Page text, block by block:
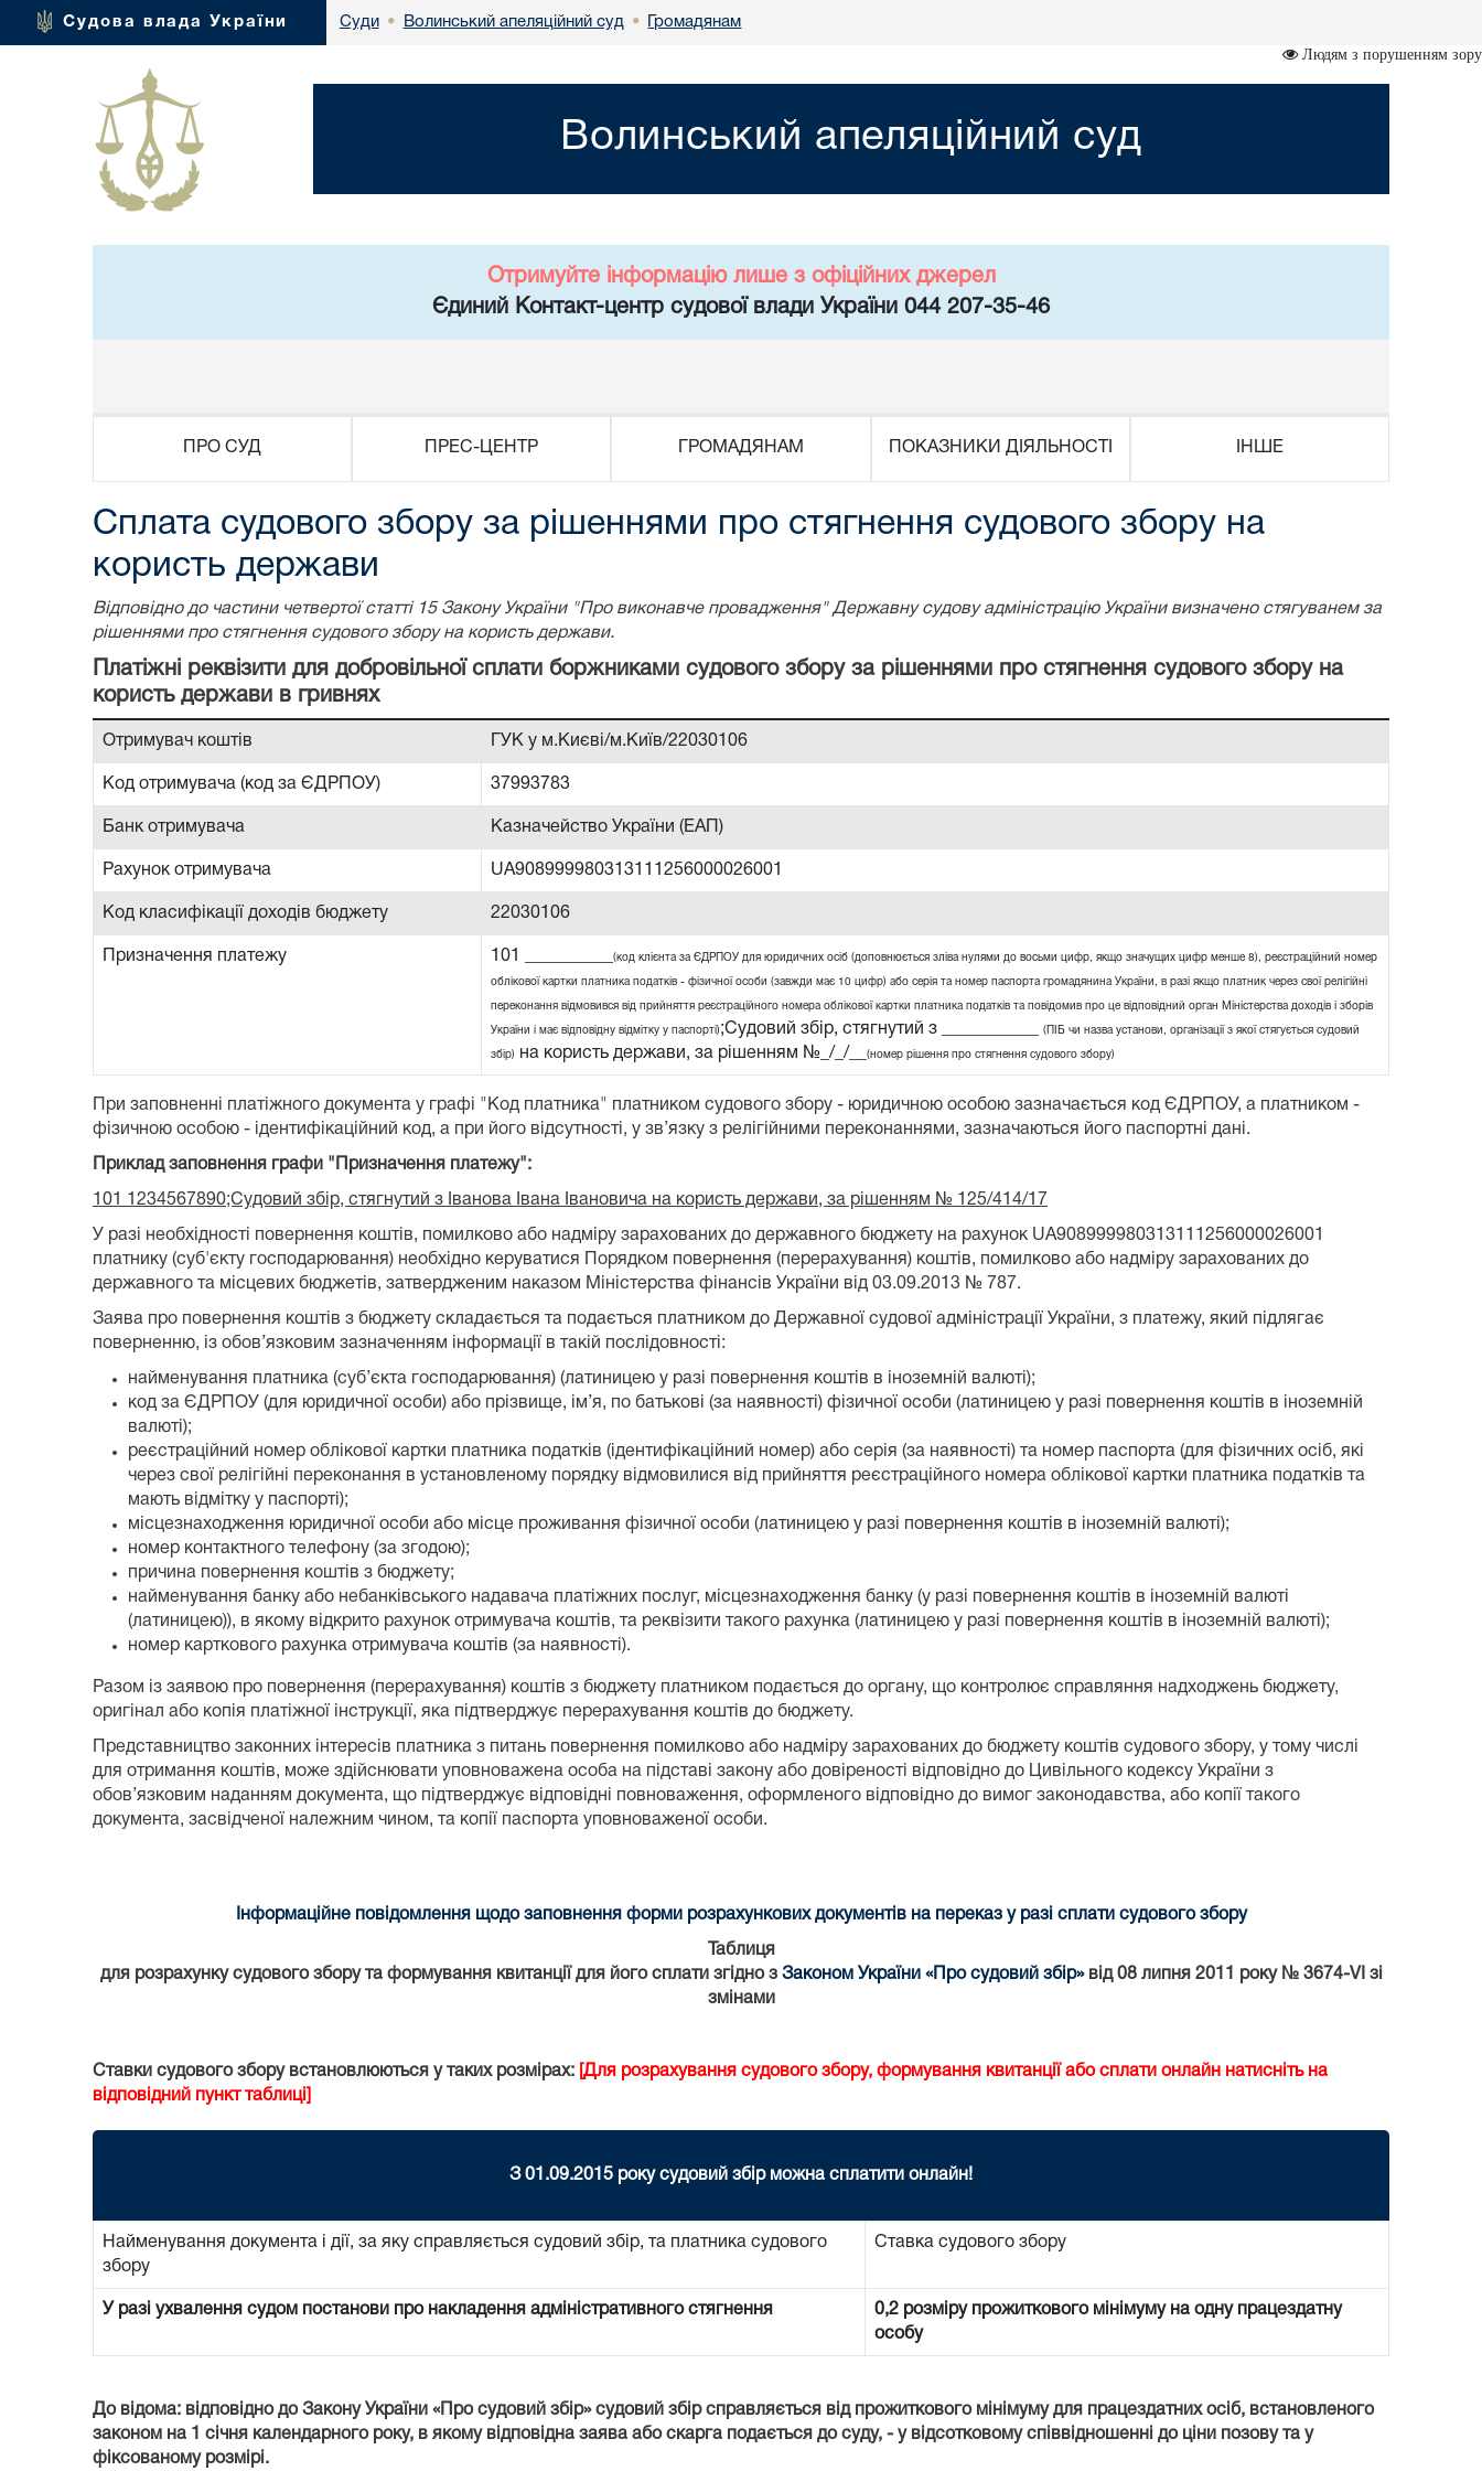
Судова влада України Суди • Волинський апеляційний суд • Громадянам
Людям з порушенням зору
Волинський апеляційний суд
Отримуйте інформацію лише з офіційних джерел
Єдиний Контакт-центр судової влади України 044 207-35-46
ПРО СУД ПРЕС-ЦЕНТР ГРОМАДЯНАМ ПОКАЗНИКИ ДІЯЛЬНОСТІ ІНШЕ
Сплата судового збору за рішеннями про стягнення судового збору на
користь держави
Відповідно до частини четвертої статті 15 Закону України "Про виконавче провадження" Державну судову адміністрацію України визначено стягуванем за
рішеннями про стягнення судового збору на користь держави.
Платіжні реквізити для добровільної сплати боржниками судового збору за рішеннями про стягнення судового збору на
користь держави в гривнях
Отримувач коштів ГУК у м.Києві/м.Київ/22030106
Код отримувача (код за ЄДРПОУ) 37993783
Банк отримувача Казначейство України (ЕАП)
Рахунок отримувача UA908999980313111256000026001
Код класифікації доходів бюджету 22030106
Призначення платежу 101 __________ (код клієнта за ЄДРПОУ для юридичних осіб (доповнюється зліва нулями до восьми цифр, якщо значущих цифр менше 8), реєстраційний номер
облікової картки платника податків - фізичної особи (завжди має 10 цифр) або серія та номер паспорта громадянина України, в разі якщо платник через свої релігійні
переконання відмовився від прийняття реєстраційного номера облікової картки платника податків та повідомив про це відповідний орган Міністерства доходів і зборів
України і має відповідну відмітку у паспорті) ;Судовий збір, стягнутий з ___________ (ПІБ чи назва установи, організації з якої стягується судовий
збір) на користь держави, за рішенням №_/_/__ (номер рішення про стягнення судового збору)
При заповненні платіжного документа у графі "Код платника" платником судового збору - юридичною особою зазначається код ЄДРПОУ, а платником -
фізичною особою - ідентифікаційний код, а при його відсутності, у зв’язку з релігійними переконаннями, зазначаються його паспортні дані.
Приклад заповнення графи "Призначення платежу":
101 1234567890;Судовий збір, стягнутий з Іванова Івана Івановича на користь держави, за рішенням № 125/414/17
У разі необхідності повернення коштів, помилково або надміру зарахованих до державного бюджету на рахунок UA908999980313111256000026001
платнику (суб'єкту господарювання) необхідно керуватися Порядком повернення (перерахування) коштів, помилково або надміру зарахованих до
державного та місцевих бюджетів, затвердженим наказом Міністерства фінансів України від 03.09.2013 № 787.
Заява про повернення коштів з бюджету складається та подається платником до Державної судової адміністрації України, з платежу, який підлягає
поверненню, із обов’язковим зазначенням інформації в такій послідовності:
найменування платника (суб’єкта господарювання) (латиницею у разі повернення коштів в іноземній валюті);
код за ЄДРПОУ (для юридичної особи) або прізвище, ім’я, по батькові (за наявності) фізичної особи (латиницею у разі повернення коштів в іноземній
валюті);
реєстраційний номер облікової картки платника податків (ідентифікаційний номер) або серія (за наявності) та номер паспорта (для фізичних осіб, які
через свої релігійні переконання в установленому порядку відмовилися від прийняття реєстраційного номера облікової картки платника податків та
мають відмітку у паспорті);
місцезнаходження юридичної особи або місце проживання фізичної особи (латиницею у разі повернення коштів в іноземній валюті);
номер контактного телефону (за згодою);
причина повернення коштів з бюджету;
найменування банку або небанківського надавача платіжних послуг, місцезнаходження банку (у разі повернення коштів в іноземній валюті
(латиницею)), в якому відкрито рахунок отримувача коштів, та реквізити такого рахунка (латиницею у разі повернення коштів в іноземній валюті);
номер карткового рахунка отримувача коштів (за наявності).
Разом із заявою про повернення (перерахування) коштів з бюджету платником подається до органу, що контролює справляння надходжень бюджету,
оригінал або копія платіжної інструкції, яка підтверджує перерахування коштів до бюджету.
Представництво законних інтересів платника з питань повернення помилково або надміру зарахованих до бюджету коштів судового збору, у тому числі
для отримання коштів, може здійснювати уповноважена особа на підставі закону або довіреності відповідно до Цивільного кодексу України з
обов’язковим наданням документа, що підтверджує відповідні повноваження, оформленого відповідно до вимог законодавства, або копії такого
документа, засвідченої належним чином, та копії паспорта уповноваженої особи.
Інформаційне повідомлення щодо заповнення форми розрахункових документів на переказ у разі сплати судового збору
Таблиця
для розрахунку судового збору та формування квитанції для його сплати згідно з Законом України «Про судовий збір»від 08 липня 2011 року № 3674-VI зі
змінами
Ставки судового збору встановлюються у таких розмірах: [Для розрахування судового збору, формування квитанції або сплати онлайн натисніть на
відповідний пункт таблиці]
З 01.09.2015 року судовий збір можна сплатити онлайн!
Найменування документа і дії, за яку справляється судовий збір, та платника судового
збору
Ставка судового збору
У разі ухвалення судом постанови про накладення адміністративного стягнення
0,2 розміру прожиткового мінімуму на одну працездатну
особу
До відома: відповідно до Закону України «Про судовий збір» судовий збір справляється від прожиткового мінімуму для працездатних осіб, встановленого
законом на 1 січня календарного року, в якому відповідна заява або скарга подається до суду, - у відсотковому співвідношенні до ціни позову та у
фіксованому розмірі.